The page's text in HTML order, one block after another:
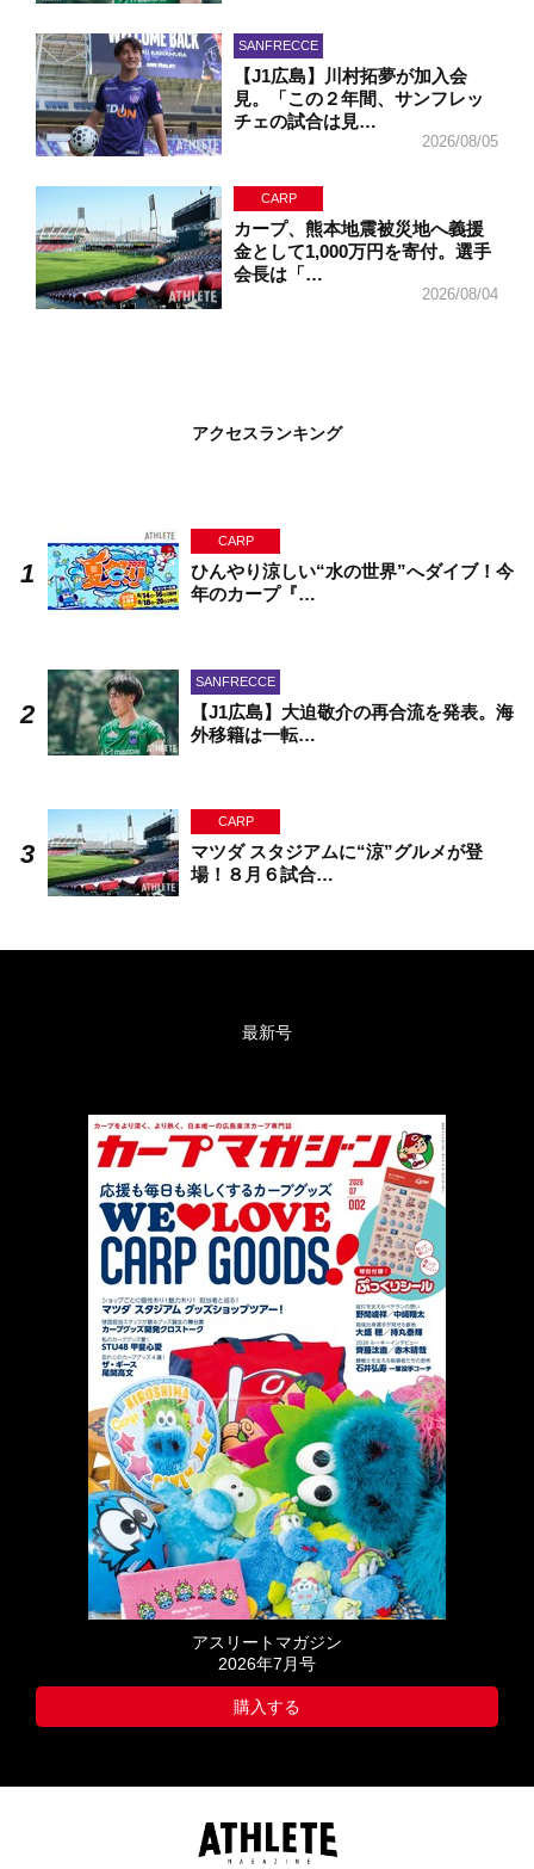
SANFRECCE
【J1広島】川村拓夢が加入会
見。「この２年間、サンフレッ
チェの試合は見…
2026/08/05
CARP
カープ、熊本地震被災地へ義援
金として1,000万円を寄付。選手
会長は「…
2026/08/04
アクセスランキング
CARP
ひんやり涼しい“水の世界”へダイブ！今
年のカープ『…
SANFRECCE
【J1広島】大迫敬介の再合流を発表。海
外移籍は一転…
CARP
マツダ スタジアムに“涼”グルメが登
場！８月６試合…
最新号
アスリートマガジン
2026年7月号
購入する